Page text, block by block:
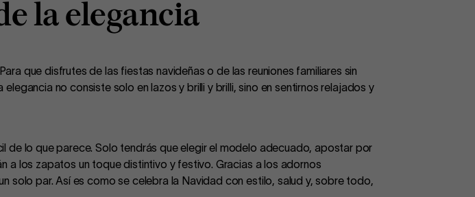
la elegancia
que disfrutes de las fiestas navideñas o de las reuniones familiares sin
no consiste solo en lazos y brilli y brilli, sino en sentirnos relajados y
lo que parece. Solo tendrás que elegir el modelo adecuado, apostar por
a los zapatos un toque distintivo y festivo. Gracias a los adornos
solo par. Así es como se celebra la Navidad con estilo, salud y, sobre todo,